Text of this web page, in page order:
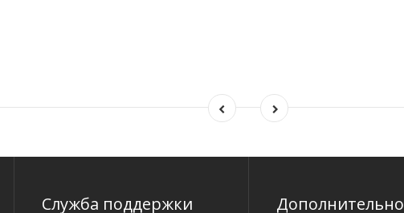
Служба поддержки Дополнительно